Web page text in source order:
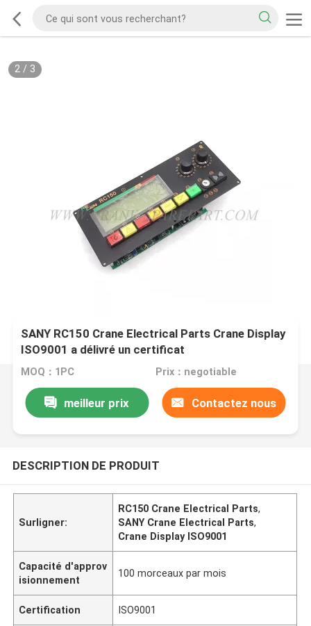
2/ 3
SANY RC150 Crane Electrical Parts Crane Display
ISO9001 a délivré un certificat
MOQ：1PC Prix：negotiable
meilleur prix Contactez nous
DESCRIPTION DE PRODUIT
Surligner:
RC150 Crane Electrical Parts,
SANY Crane Electrical Parts,
Crane Display ISO9001
Capacité d'approv
isionnement
100 morceaux par mois
Certification ISO9001